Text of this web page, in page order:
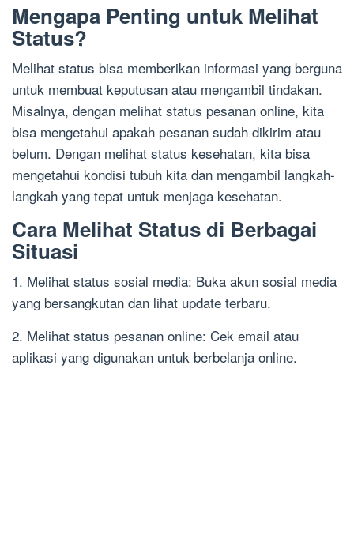
Mengapa Penting untuk Melihat
Status?
Melihat status bisa memberikan informasi yang berguna
untuk membuat keputusan atau mengambil tindakan.
Misalnya, dengan melihat status pesanan online, kita
bisa mengetahui apakah pesanan sudah dikirim atau
belum. Dengan melihat status kesehatan, kita bisa
mengetahui kondisi tubuh kita dan mengambil langkah-
langkah yang tepat untuk menjaga kesehatan.
Cara Melihat Status di Berbagai
Situasi
1. Melihat status sosial media: Buka akun sosial media
yang bersangkutan dan lihat update terbaru.
2. Melihat status pesanan online: Cek email atau
aplikasi yang digunakan untuk berbelanja online.